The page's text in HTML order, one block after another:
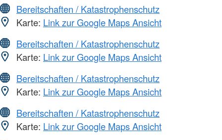
Bereitschaften / Katastrophenschutz
Karte: Link zur Google Maps Ansicht
Bereitschaften / Katastrophenschutz
Karte: Link zur Google Maps Ansicht
Bereitschaften / Katastrophenschutz
Karte: Link zur Google Maps Ansicht
Bereitschaften / Katastrophenschutz
Karte: Link zur Google Maps Ansicht